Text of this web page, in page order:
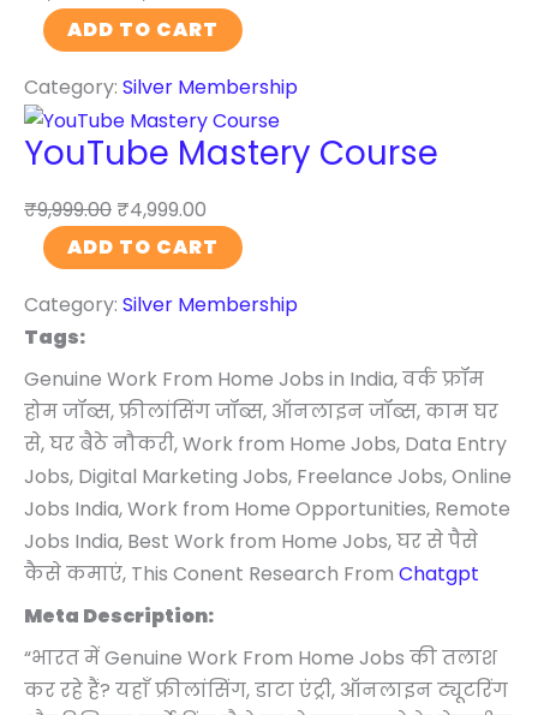
y
t
o
n
o
P
r
e
s
s
q
u
a
n
t
y
d
s
M
s
r
y
C
o
u
r
s
e
q
a
n
t
t
e
y
u
r
e
s
q
u
a
n
t
i
t
y
r
d
P
e
W
e
b
s
i
t
e
D
e
v
o
ADD TO CART
Category: Silver Membership
YouTube Mastery Course
₹9,999.00 ₹4,999.00
u
T
u
b
e
M
a
s
t
r
y
C
ADD TO CART
Category: Silver Membership
Tags:
Genuine Work From Home Jobs in India, वर्क फ्रॉम
होम जॉब्स, फ्रीलांसिंग जॉब्स, ऑनलाइन जॉब्स, काम घर
से, घर बैठे नौकरी, Work from Home Jobs, Data Entry
Jobs, Digital Marketing Jobs, Freelance Jobs, Online
Jobs India, Work from Home Opportunities, Remote
Jobs India, Best Work from Home Jobs, घर से पैसे
कैसे कमाएं, This Conent Research From Chatgpt
Meta Description:
“भारत में Genuine Work From Home Jobs की तलाश
कर रहे हैं? यहाँ फ्रीलांसिंग, डाटा एंट्री, ऑनलाइन ट्यूटरिंग